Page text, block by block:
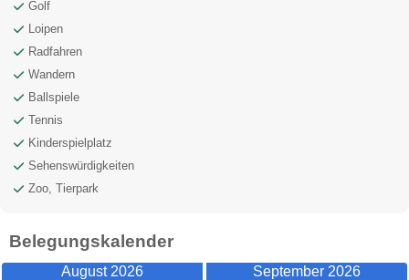
Golf
Loipen
Radfahren
Wandern
Ballspiele
Tennis
Kinderspielplatz
Sehenswürdigkeiten
Zoo, Tierpark
Belegungskalender
August 2026 September 2026